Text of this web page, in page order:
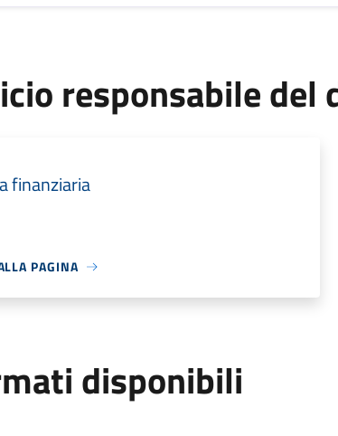
responsabile del
finanziaria
PAGINA
disponibili